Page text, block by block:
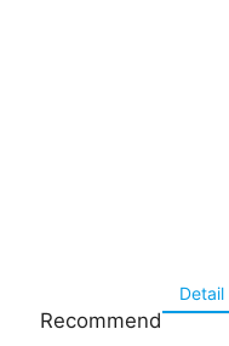
Recommend
Detail